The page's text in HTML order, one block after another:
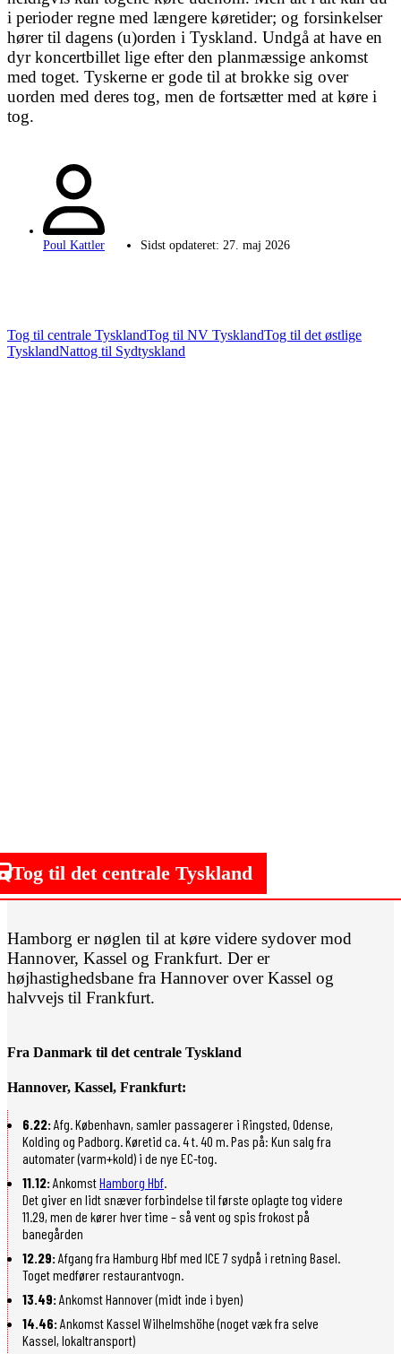
i perioder regne med længere køretider; og forsinkelser
hører til dagens (u)orden i Tyskland. Undgå at have en
dyr koncertbillet lige efter den planmæssige ankomst
med toget. Tyskerne er gode til at brokke sig over
uorden med deres tog, men de fortsætter med at køre i
tog.
Poul Kattler Sidst opdateret: 27. maj 2026
Tog til centrale TysklandTog til NV TysklandTog til det østlige
TysklandNattog til Sydtyskland
Tog til det centrale Tyskland
Hamborg er nøglen til at køre videre sydover mod
Hannover, Kassel og Frankfurt. Der er
højhastighedsbane fra Hannover over Kassel og
halvvejs til Frankfurt.
Fra Danmark til det centrale Tyskland
Hannover, Kassel, Frankfurt:
6.22:Afg. København, samler passagerer i Ringsted, Odense,
Kolding og Padborg. Køretid ca. 4 t. 40 m. Pas på: Kun salg fra
automater (varm+kold) i de nye EC-tog.
11.12:AnkomstHamborg Hbf.
Det giver en lidt snæver forbindelse til første oplagte tog videre
11.29, men de kører hver time – så vent og spis frokost på
banegården
12.29:Afgang fra Hamburg Hbf med ICE 7 sydpå i retning Basel.
Toget medfører restaurantvogn.
13.49:Ankomst Hannover (midt inde i byen)
14.46:Ankomst Kassel Wilhelmshöhe (noget væk fra selve
Kassel, lokaltransport)